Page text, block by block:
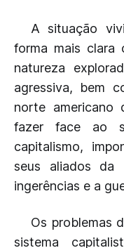
A situação
forma mais clara
natureza
agressiva, bem
norte
fazer face ao
capitalismo,
seus aliados da
ingerências e a
Os problemas
sistema